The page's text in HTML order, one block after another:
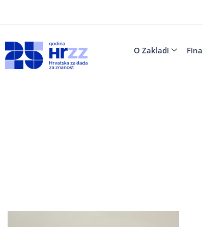
O Zakladi